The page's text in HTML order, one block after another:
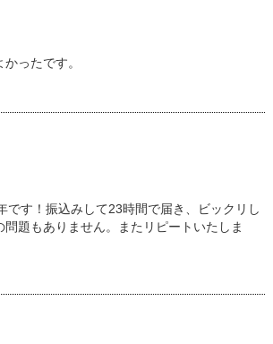
ったです。
です！振込みして23時間で届き、ビックリし
題もありません。またリピートいたしま